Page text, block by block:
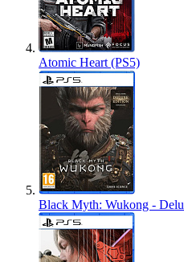
Atomic Heart (PS5)
Black Myth: Wukong -